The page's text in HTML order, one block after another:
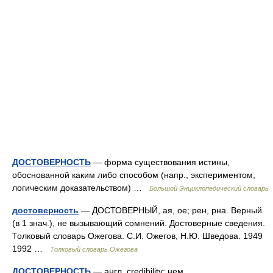
ДОСТОВЕРНОСТЬ — форма существования истины,
обоснованной каким либо способом (напр., экспериментом,
логическим доказательством) …
Большой Энциклопедический словарь
достоверность — ДОСТОВЕРНЫЙ, ая, ое; рен, рна. Верный
(в 1 знач.), не вызывающий сомнений. Достоверные сведения.
Толковый словарь Ожегова. С.И. Ожегов, Н.Ю. Шведова. 1949
1992 …
Толковый словарь Ожегова